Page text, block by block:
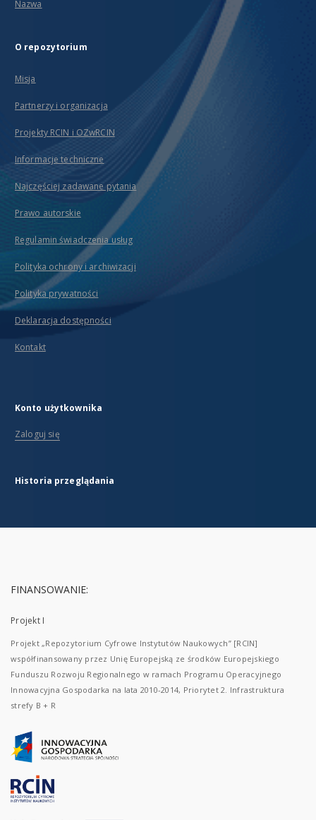
Nazwa
O repozytorium
Misja
Partnerzy i organizacja
Projekty RCIN i OZwRCIN
Informacje techniczne
Najczęściej zadawane pytania
Prawo autorskie
Regulamin świadczenia usług
Polityka ochrony i archiwizacji
Polityka prywatności
Deklaracja dostępności
Kontakt
Konto użytkownika
Zaloguj się
Historia przeglądania
FINANSOWANIE:
Projekt I
Projekt „Repozytorium Cyfrowe Instytutów Naukowych” [RCIN]
współfinansowany przez Unię Europejską ze środków Europejskiego
Funduszu Rozwoju Regionalnego w ramach Programu Operacyjnego
Innowacyjna Gospodarka na lata 2010-2014, Priorytet 2. Infrastruktura
strefy B + R